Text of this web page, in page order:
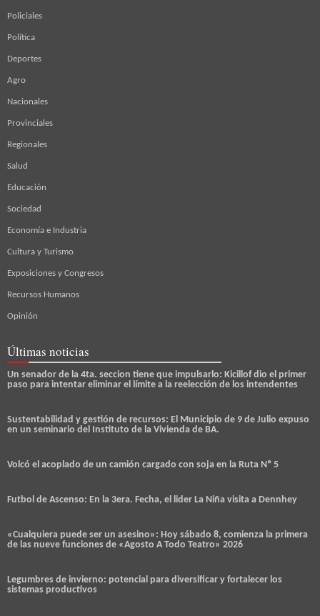
Policiales
Política
Deportes
Agro
Nacionales
Provinciales
Regionales
Salud
Educación
Sociedad
Economía e Industria
Cultura y Turismo
Exposiciones y Congresos
Recursos Humanos
Opinión
Últimas noticias
Un senador de la 4ta. seccion tiene que impulsarlo: Kicillof dio el primer
paso para intentar eliminar el límite a la reelección de los intendentes
Sustentabilidad y gestión de recursos: El Municipio de 9 de Julio expuso
en un seminario del Instituto de la Vivienda de BA.
Volcó el acoplado de un camión cargado con soja en la Ruta Nº 5
Futbol de Ascenso: En la 3era. Fecha, el lider La Niña visita a Dennhey
«Cualquiera puede ser un asesino»: Hoy sábado 8, comienza la primera
de las nueve funciones de «Agosto A Todo Teatro» 2026
Legumbres de invierno: potencial para diversificar y fortalecer los
sistemas productivos